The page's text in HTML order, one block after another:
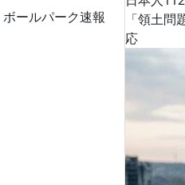
ボールパーク速報
「領土
応